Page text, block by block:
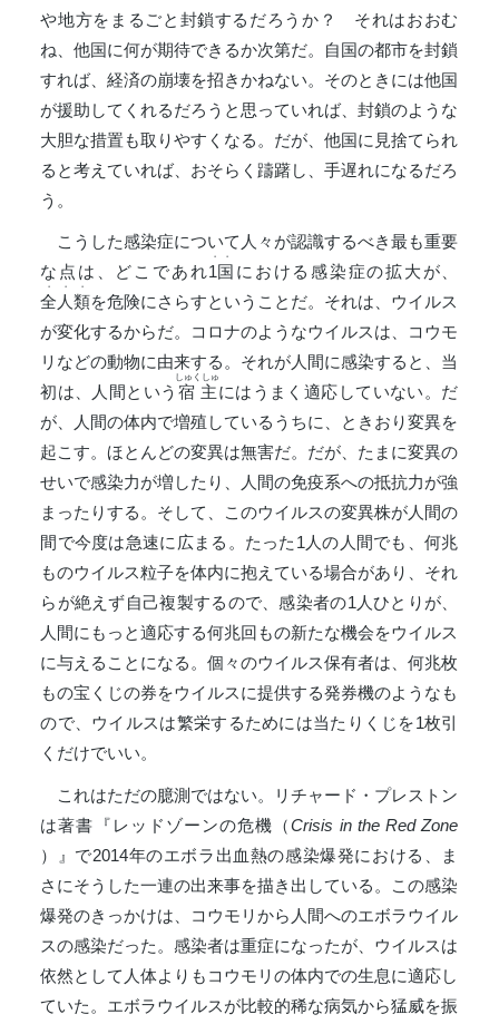
や地方をまるごと封鎖するだろうか？ それはおおむ
ね、他国に何が期待できるか次第だ。自国の都市を封鎖
すれば、経済の崩壊を招きかねない。そのときには他国
が援助してくれるだろうと思っていれば、封鎖のような
大胆な措置も取りやすくなる。だが、他国に見捨てられ
ると考えていれば、おそらく躊躇し、手遅れになるだろ
う。
こうした感染症について人々が認識するべき最も重要
な点は、どこであれ1国
・・
における感染症の拡大が、
全人類
・・・
を危険にさらすということだ。それは、ウイルス
が変化するからだ。コロナのようなウイルスは、コウモ
リなどの動物に由来する。それが人間に感染すると、当
初は、人間という 宿主
しゅくしゅ
にはうまく適応していない。だ
が、人間の体内で増殖しているうちに、ときおり変異を
起こす。ほとんどの変異は無害だ。だが、たまに変異の
せいで感染力が増したり、人間の免疫系への抵抗力が強
まったりする。そして、このウイルスの変異株が人間の
間で今度は急速に広まる。たった1人の人間でも、何兆
ものウイルス粒子を体内に抱えている場合があり、それ
らが絶えず自己複製するので、感染者の1人ひとりが、
人間にもっと適応する何兆回もの新たな機会をウイルス
に与えることになる。個々のウイルス保有者は、何兆枚
もの宝くじの券をウイルスに提供する発券機のようなも
ので、ウイルスは繁栄するためには当たりくじを1枚引
くだけでいい。
これはただの臆測ではない。リチャード・プレストン
は著書『レッドゾーンの危機（Crisis in the Red Zone
）』で2014年のエボラ出血熱の感染爆発における、ま
さにそうした一連の出来事を描き出している。この感染
爆発のきっかけは、コウモリから人間へのエボラウイル
スの感染だった。感染者は重症になったが、ウイルスは
依然として人体よりもコウモリの体内での生息に適応し
ていた。エボラウイルスが比較的稀な病気から猛威を振